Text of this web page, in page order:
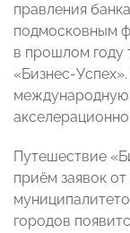
правления
подмосковным
в прошлом году
«Бизнес-
международную
Путешествие
приём заявок
городов